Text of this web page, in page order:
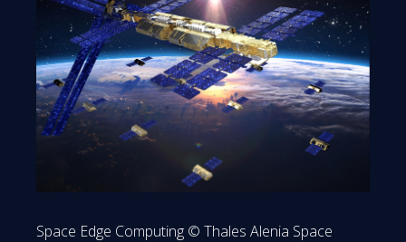
Space Edge Computing © Thales Alenia Space